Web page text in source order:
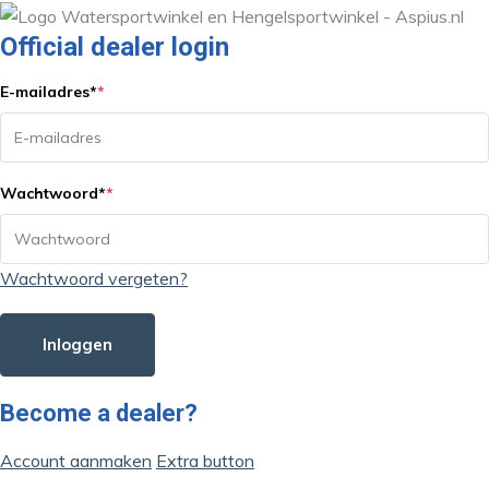
Official dealer login
E-mailadres**
Wachtwoord**
Wachtwoord vergeten?
Inloggen
Become a dealer?
Account aanmaken Extra button